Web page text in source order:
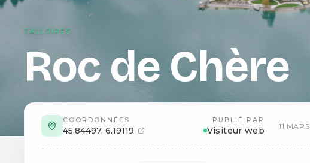
TALLOIRES
Roc de Chère
COORDONNÉES
45.84497, 6.19119
PUBLIÉ PAR
Visiteur web 11 MARS